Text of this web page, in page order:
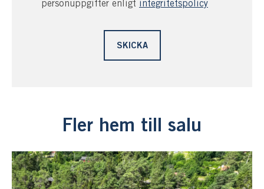
personuppgifter enligt integritetspolicy
Fler hem till salu